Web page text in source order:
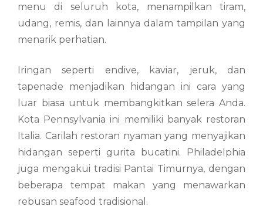
menu di seluruh kota, menampilkan tiram,
udang, remis, dan lainnya dalam tampilan yang
menarik perhatian.
Iringan seperti endive, kaviar, jeruk, dan
tapenade menjadikan hidangan ini cara yang
luar biasa untuk membangkitkan selera Anda.
Kota Pennsylvania ini memiliki banyak restoran
Italia. Carilah restoran nyaman yang menyajikan
hidangan seperti gurita bucatini. Philadelphia
juga mengakui tradisi Pantai Timurnya, dengan
beberapa tempat makan yang menawarkan
rebusan seafood tradisional.